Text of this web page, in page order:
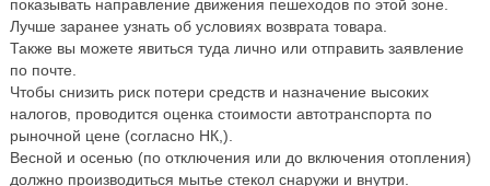
показывать направление движения пешеходов по этой зоне.
Лучше заранее узнать об условиях возврата товара.
Также вы можете явиться туда лично или отправить заявление
по почте.
Чтобы снизить риск потери средств и назначение высоких
налогов, проводится оценка стоимости автотранспорта по
рыночной цене (согласно НК,).
Весной и осенью (по отключения или до включения отопления)
должно производиться мытье стекол снаружи и внутри.